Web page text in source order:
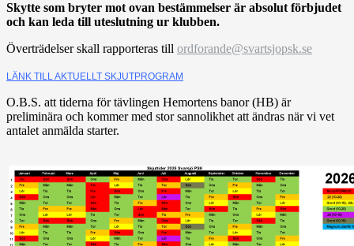
Skytte som bryter mot ovan bestämmelser är absolut förbjudet
och kan leda till uteslutning ur klubben.
Överträdelser skall rapporteras till ordforande@svartsjopsk.se
LÄNK TILL AKTUELLT SKJUTPROGRAM
O.B.S. att tiderna för tävlingen Hemortens banor (HB) är
preliminära och kommer med stor sannolikhet att ändras när vi vet
antalet anmälda starter.